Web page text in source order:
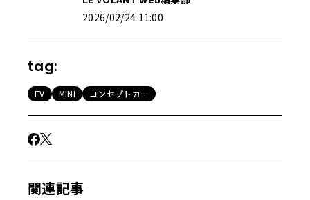
2026/02/24 11:00
tag:
EV MINI コンセプトカー
関連記事